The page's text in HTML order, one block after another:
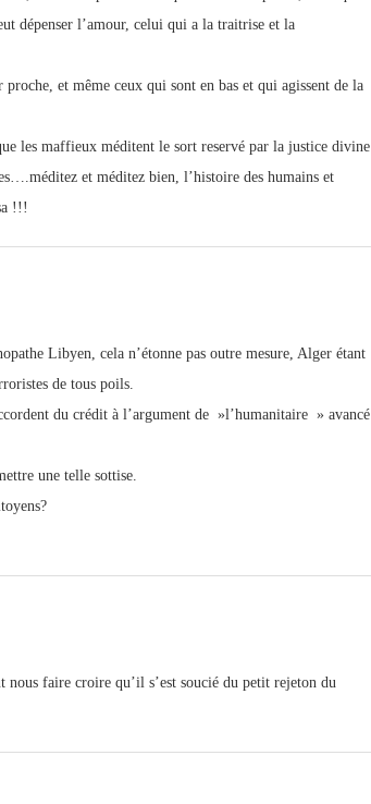
dépenser l’amour, celui qui a la traitrise et la
et même ceux qui sont en bas et qui agissent de la
les maffieux méditent le sort reservé par la justice divine
et méditez bien, l’histoire des humains et
!!!
Libyen, cela n’étonne pas outre mesure, Alger étant
de tous poils.
du crédit à l’argument de »l’humanitaire » avancé
une telle sottise.
faire croire qu’il s’est soucié du petit rejeton du